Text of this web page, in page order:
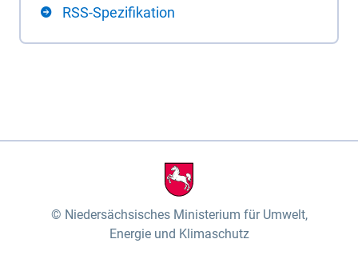
RSS-Spezifikation
Niedersächsisches Ministerium für Umwelt,
Energie und Klimaschutz